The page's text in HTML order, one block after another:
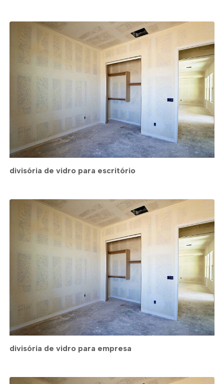
divisória de vidro para escritório
divisória de vidro para empresa